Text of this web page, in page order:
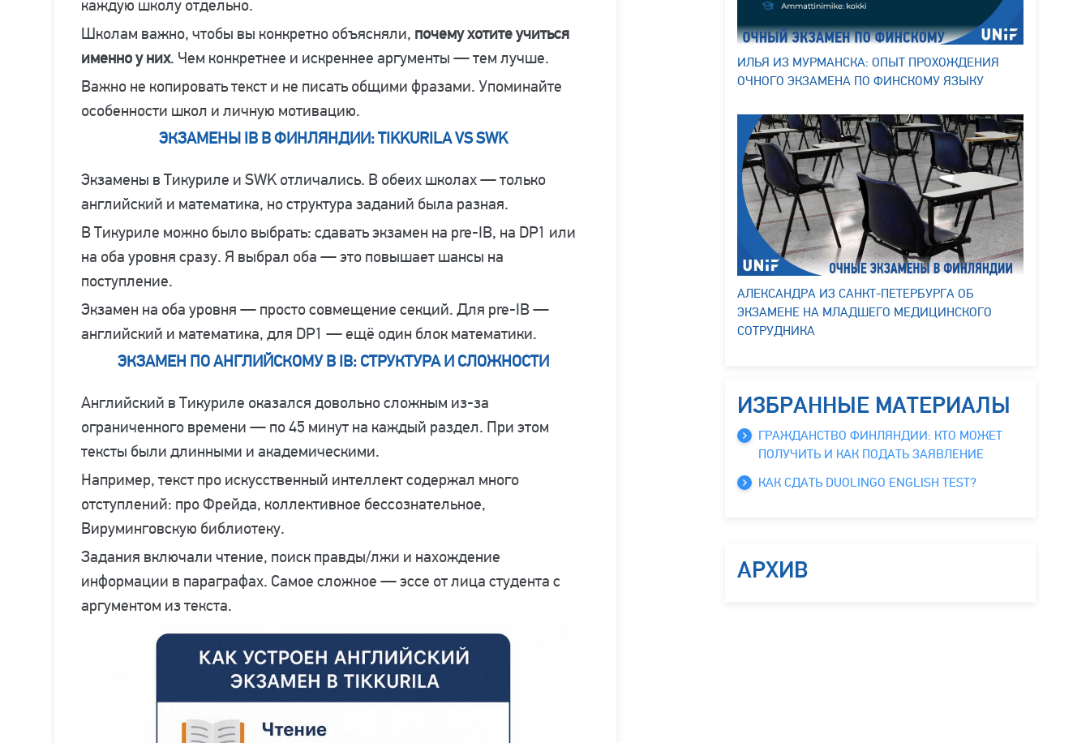
каждую школу отдельно.
Школам важно, чтобы вы конкретно объясняли, почему хотите учиться
именно у них. Чем конкретнее и искреннее аргументы — тем лучше.
Важно не копировать текст и не писать общими фразами. Упоминайте
особенности школ и личную мотивацию.
ЭКЗАМЕНЫ IB В ФИНЛЯНДИИ: TIKKURILA VS SWK
Экзамены в Тикуриле и SWK отличались. В обеих школах — только
английский и математика, но структура заданий была разная.
В Тикуриле можно было выбрать: сдавать экзамен на pre-IB, на DP1 или
на оба уровня сразу. Я выбрал оба — это повышает шансы на
поступление.
Экзамен на оба уровня — просто совмещение секций. Для pre-IB —
английский и математика, для DP1 — ещё один блок математики.
ЭКЗАМЕН ПО АНГЛИЙСКОМУ В IB: СТРУКТУРА И СЛОЖНОСТИ
Английский в Тикуриле оказался довольно сложным из-за
ограниченного времени — по 45 минут на каждый раздел. При этом
тексты были длинными и академическими.
Например, текст про искусственный интеллект содержал много
отступлений: про Фрейда, коллективное бессознательное,
Вируминговскую библиотеку.
Задания включали чтение, поиск правды/лжи и нахождение
информации в параграфах. Самое сложное — эссе от лица студента с
аргументом из текста.
ИЛЬЯ ИЗ МУРМАНСКА: ОПЫТ ПРОХОЖДЕНИЯ
ОЧНОГО ЭКЗАМЕНА ПО ФИНСКОМУ ЯЗЫКУ
АЛЕКСАНДРА ИЗ САНКТ-ПЕТЕРБУРГА ОБ
ЭКЗАМЕНЕ НА МЛАДШЕГО МЕДИЦИНСКОГО
СОТРУДНИКА
ИЗБРАННЫЕ МАТЕРИАЛЫ
ГРАЖДАНСТВО ФИНЛЯНДИИ: КТО МОЖЕТ
ПОЛУЧИТЬ И КАК ПОДАТЬ ЗАЯВЛЕНИЕ
КАК СДАТЬ DUOLINGO ENGLISH TEST?
АРХИВ